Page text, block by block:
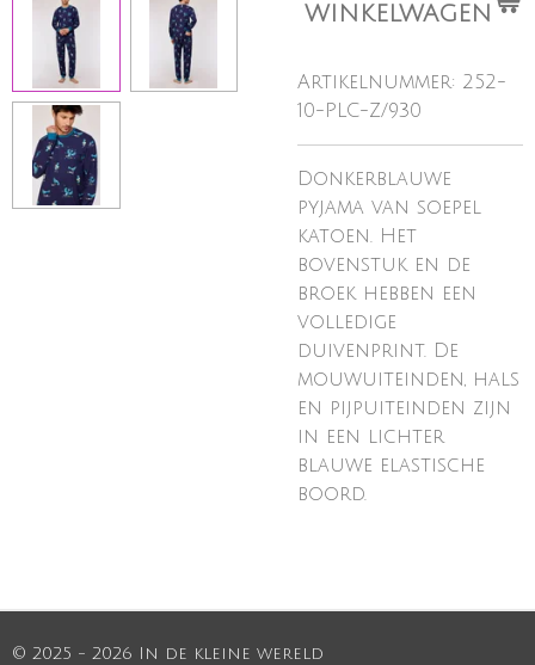
WINKELWAGEN
Artikelnummer: 252-
10-PLC-Z/930
Donkerblauwe
pyjama van soepel
katoen. Het
bovenstuk en de
broek hebben een
volledige
duivenprint. De
mouwuiteinden, hals
en pijpuiteinden zijn
in een lichter
blauwe elastische
boord.
© 2025 - 2026 In de kleine wereld